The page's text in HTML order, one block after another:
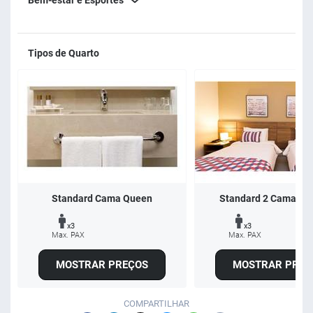
Tipos de Quarto
Standard Cama Queen
x3
Max. PAX
MOSTRAR PREÇOS
Standard 2 Camas
x3
Max. PAX
MOSTRAR
COMPARTILHAR